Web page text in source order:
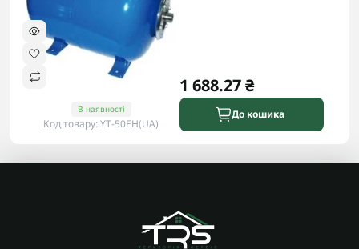
В наявності
Код товару: YT-50EH(UA)
1 688.27 ₴
До кошика